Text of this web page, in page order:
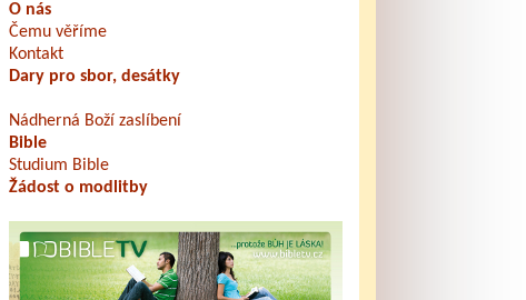
královskou svatbu
O nás
Čemu věříme
Kontakt
Dary pro sbor, desátky
Nádherná Boží zaslíbení
Bible
Studium Bible
Žádost o modlitby